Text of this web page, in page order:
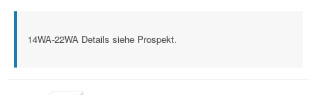
14WA-22WA Details siehe Prospekt.